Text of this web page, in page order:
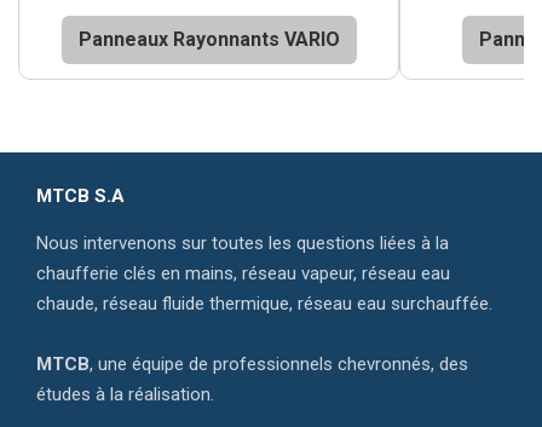
Panneaux Rayonnants VARIO
MTCB S.A
Nous intervenons sur toutes les questions liées à la
chaufferie clés en mains, réseau vapeur, réseau eau
chaude, réseau fluide thermique, réseau eau surchauffée.
MTCB, une équipe de professionnels chevronnés, des
études à la réalisation.